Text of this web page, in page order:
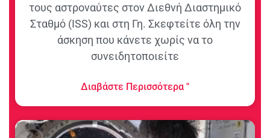
τους αστροναύτες στον Διεθνή Διαστημικό
Σταθμό (ISS) και στη Γη. Σκεφτείτε όλη την
άσκηση που κάνετε χωρίς να το
συνειδητοποιείτε
Διαβάστε Περισσότερα "